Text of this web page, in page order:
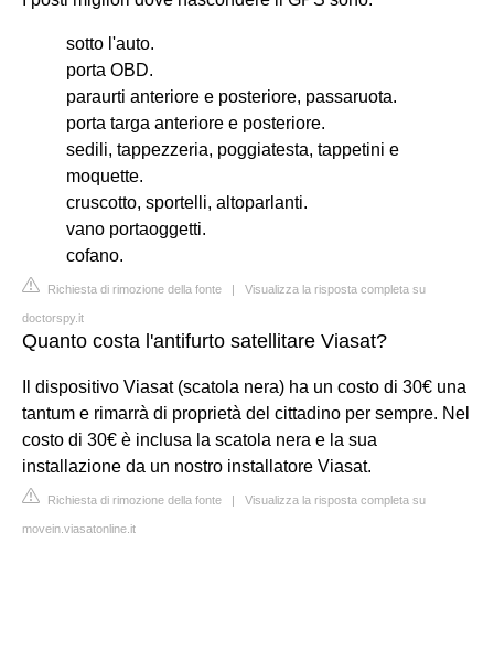
sotto l'auto.
porta OBD.
paraurti anteriore e posteriore, passaruota.
porta targa anteriore e posteriore.
sedili, tappezzeria, poggiatesta, tappetini e
moquette.
cruscotto, sportelli, altoparlanti.
vano portaoggetti.
cofano.
Richiesta di rimozione della fonte | Visualizza la risposta completa su
doctorspy.it
Quanto costa l'antifurto satellitare Viasat?
Il dispositivo Viasat (scatola nera) ha un costo di 30€ una
tantum e rimarrà di proprietà del cittadino per sempre. Nel
costo di 30€ è inclusa la scatola nera e la sua
installazione da un nostro installatore Viasat.
Richiesta di rimozione della fonte | Visualizza la risposta completa su
movein.viasatonline.it